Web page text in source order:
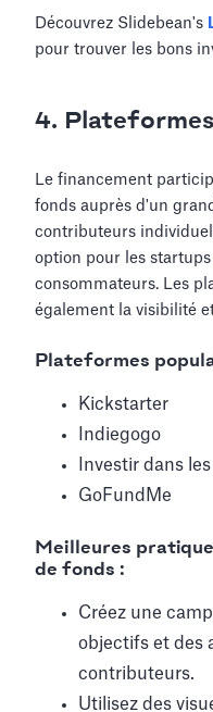
Découvrez Slidebean's
pour trouver les bons
4.
Le financement
fonds auprès d'un
contributeurs
option pour les
consommateurs. Les
également la visibilité
Plateformes
Kickstarter
Indiegogo
Investir dans
GoFundMe
Meilleures
de fonds :
Créez une
objectifs et des
contributeurs.
Utilisez des